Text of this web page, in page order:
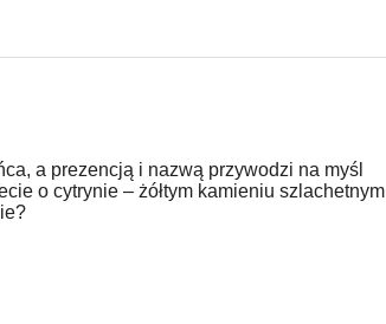
a prezencją i nazwą przywodzi na myśl
o cytrynie – żółtym kamieniu szlachetnym